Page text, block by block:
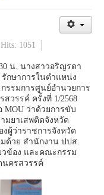
Hits: 1051
น. นางสาวอริญรดา
กษาการในตำแหน่ง
รรมการศูนย์อำนวยการ
วรรค์ ครั้งที่ 1/2568
ว่าด้วยการขับ
มยาเสพติดจังหวัด
ผู้ว่าราชการจังหวัด
ด้วย สำนักงาน ปปส.
วข้อง และคณะกรรม
นครสวรรค์